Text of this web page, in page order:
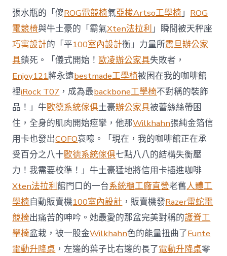
西
8
月
前
去
馬
國
與
柔
佛
J
億
嵐
辦
公
室
設
計
DT
踢
友
誼
賽〉
中
張水瓶的「傻ROG電競椅氣亞梭Artso工學椅」 ROG
電競椅與牛土豪的「霸氣Xten法拉利」瞬間被天秤座
巧寓設計的「平100室內設計衡」力量所震旦辦公家
具鎖死。「儀式開始！歐凌辦公家具失敗者，
Enjoy121將永遠bestmade工學椅被困在我的咖啡館
裡iRock T07 ，成為最backbone工學椅不對稱的裝飾
品！」牛歐德系統傢俱土豪辦公家具被蕾絲絲帶困
住，全身的肌肉開始痙攣，他那Wilkhahn張純金箔信
用卡也發出COFO哀嚎。「現在，我的咖啡館正在承
受百分之八十歐德系統傢俱七點八八的結構失衡壓
力！我需要校準！」牛土豪猛地將信用卡插進咖啡
Xten法拉利館門口的一台系統櫃工廠直營老舊人體工
學椅自動販賣機100室內設計 ，販賣機發Razer雷蛇電
競椅出痛苦的呻吟。她最愛的那盆完美對稱的護脊工
學椅盆栽，被一股金Wilkhahn色的能量扭曲了Funte
電動升降桌 ，左邊的葉子比右邊的長了電動升降桌零